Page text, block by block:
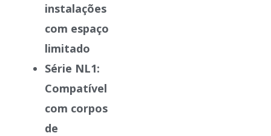
instalações
com espaço
limitado
Série NL1:
Compatível
com corpos
de